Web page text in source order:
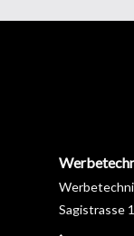
Sagistrasse